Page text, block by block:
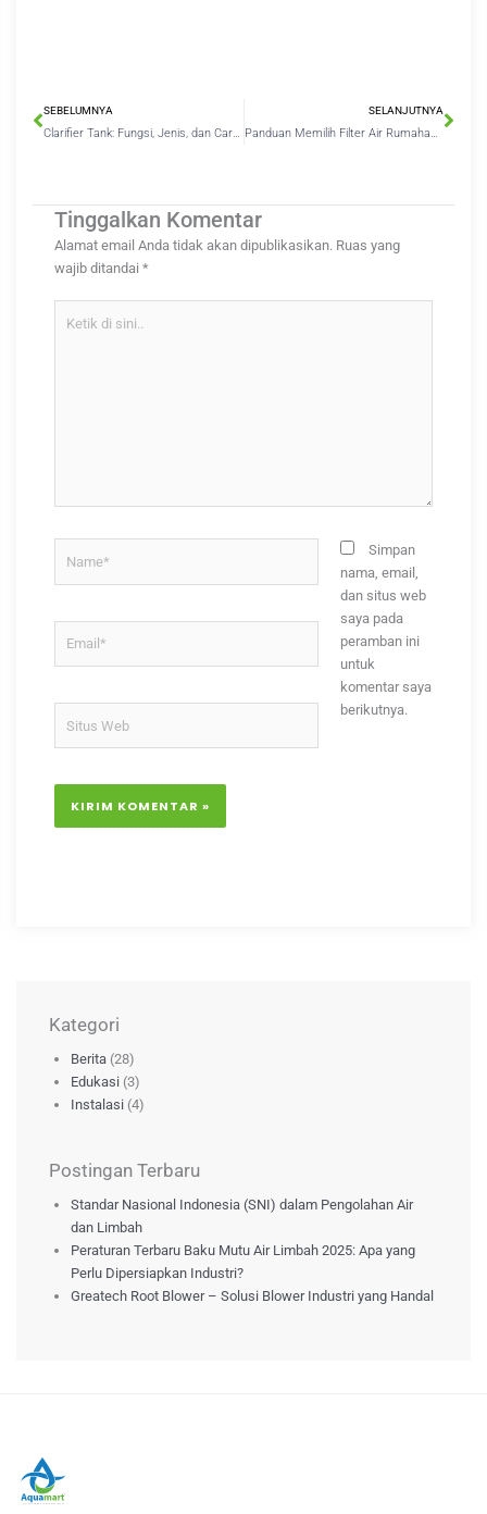
SEBELUMNYA
Clarifier Tank: Fungsi, Jenis, dan Cara Kerjanya dalam Pengolahan Air
SELANJUTNYA
Panduan Memilih Filter Air Rumahan untuk Air Bersih dan Sehat
Tinggalkan Komentar
Alamat email Anda tidak akan dipublikasikan. Ruas yang
wajib ditandai *
Web
Simpan
nama, email,
dan situs web
saya pada
peramban ini
untuk
komentar saya
berikutnya.
Kategori
Berita (28)
Edukasi (3)
Instalasi (4)
Postingan Terbaru
Standar Nasional Indonesia (SNI) dalam Pengolahan Air
dan Limbah
Peraturan Terbaru Baku Mutu Air Limbah 2025: Apa yang
Perlu Dipersiapkan Industri?
Greatech Root Blower – Solusi Blower Industri yang Handal